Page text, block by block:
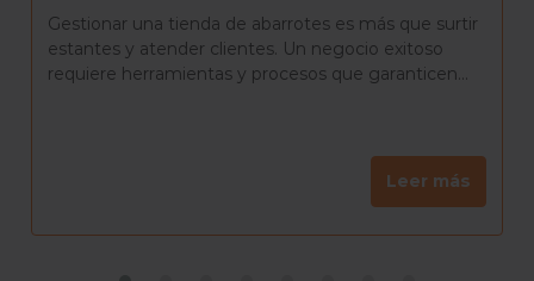
La Rosca de Reyes es mucho más que un pan
delicioso. Es una tradición que reúne a familiares y
amigos para celebrar el día de Reyes, una...
Leer más